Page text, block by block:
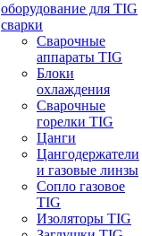
оборудование для TIG
сварки
Сварочные
аппараты TIG
Блоки
охлаждения
Сварочные
горелки TIG
Цанги
Цангодержатели
и газовые линзы
Сопло газовое
TIG
Изоляторы TIG